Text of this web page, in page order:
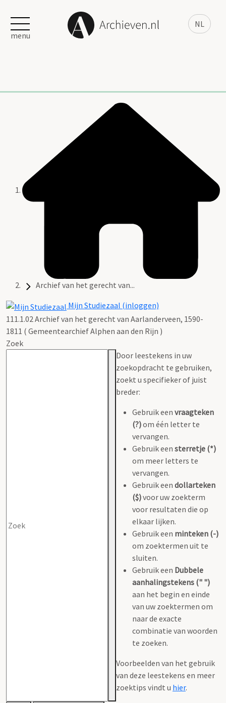
NL
menu
Archief van het gerecht van...
Mijn Studiezaal (inloggen)
111.1.02 Archief van het gerecht van Aarlanderveen, 1590-
1811 ( Gemeentearchief Alphen aan den Rijn )
Zoek
Door leestekens in uw
zoekopdracht te gebruiken,
zoekt u specifieker of juist
breder:
Gebruik een vraagteken
(?)om één letter te
vervangen.
Gebruik een sterretje (*)
om meer letters te
vervangen.
Gebruik een dollarteken
($)voor uw zoekterm
voor resultaten die op
elkaar lijken.
Gebruik een minteken (-)
om zoektermen uit te
sluiten.
Gebruik een Dubbele
aanhalingstekens (" ")
aan het begin en einde
van uw zoektermen om
naar de exacte
combinatie van woorden
te zoeken.
Voorbeelden van het gebruik
van deze leestekens en meer
zoektips vindt u hier.